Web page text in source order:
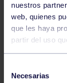
nuestros
web, quienes
que les haya
partir del uso
Necesarias
Hockey
ÓSCAR
MUNDIAL